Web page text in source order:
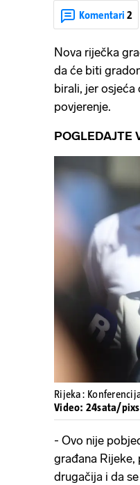
Komentari 2
Nova riječka
da će biti
birali, jer
povjerenje.
POGLEDAJTE
Rijeka:
Video: 24sata/
- Ovo nije
građana
drugačija i da